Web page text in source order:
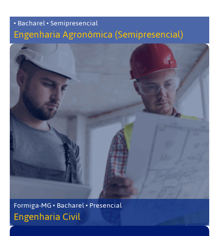
• Bacharel • Semipresencial
Engenharia Agronômica (Semipresencial)
Formiga-MG • Bacharel • Presencial
Engenharia Civil